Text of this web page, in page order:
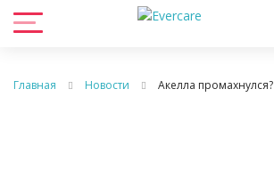
Главная Новости Акелла промахнулся?